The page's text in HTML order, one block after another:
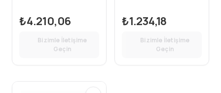
₺4.210,06
Bizimle İletişime
Geçin
₺1.234,18
Bizimle İletişime
Geçin